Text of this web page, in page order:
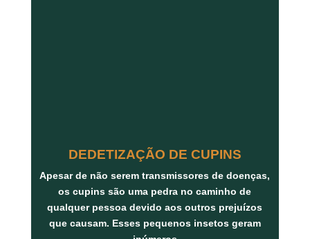
DEDETIZAÇÃO DE CUPINS
Apesar de não serem transmissores de doenças,
oscupins são uma pedra no caminho de
qualquer pessoa devido aos outros prejuízos
que causam. Esses pequenos insetos geram